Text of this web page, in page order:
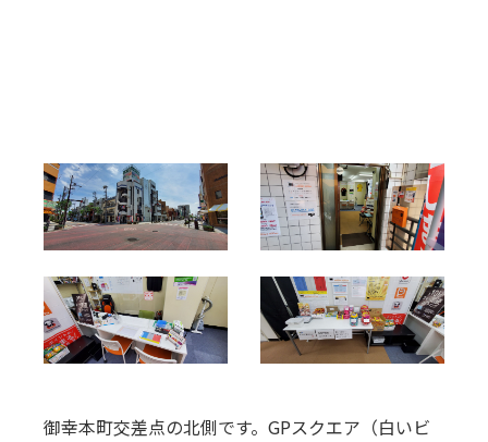
御幸本町交差点の北側です。 GPスクエア（白いビ